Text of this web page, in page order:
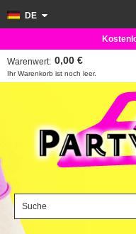
DE
Ihr Warenkorb ist noch leer.
Warenwert: 0,00 €